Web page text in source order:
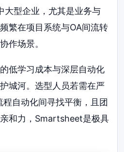
大型企业，尤其是业务与
繁在项目系统与OA间流转
作场景。
的低学习成本与深层自动化
城河。选型人员若需在严
自动化间寻找平衡，且团
和力，Smartsheet是极具